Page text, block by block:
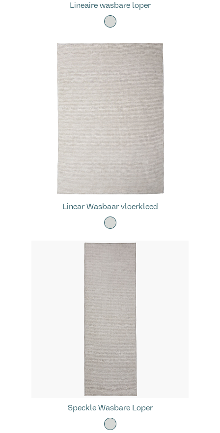
Lineaire wasbare loper
Linear Wasbaar vloerkleed
Speckle Wasbare Loper